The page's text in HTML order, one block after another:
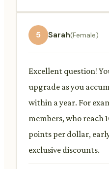
5 Sarah(Female)
Excellent question!
upgrade as you
within a year. For
members, who reach
points per dollar,
exclusive discounts.